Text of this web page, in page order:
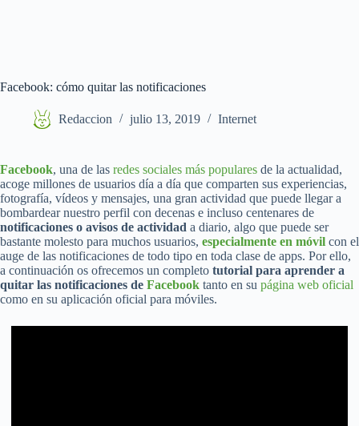
Facebook: cómo quitar las notificaciones
Redaccion julio 13, 2019 Internet
Facebook, una de las redes sociales más populares de la actualidad,
acoge millones de usuarios día a día que comparten sus experiencias,
fotografía, vídeos y mensajes, una gran actividad que puede llegar a
bombardear nuestro perfil con decenas e incluso centenares de
notificaciones o avisos de actividad a diario, algo que puede ser
bastante molesto para muchos usuarios, especialmente en móvil con el
auge de las notificaciones de todo tipo en toda clase de apps. Por ello,
a continuación os ofrecemos un completo tutorial para aprender a
quitar las notificaciones de Facebook tanto en su página web oficial
como en su aplicación oficial para móviles.